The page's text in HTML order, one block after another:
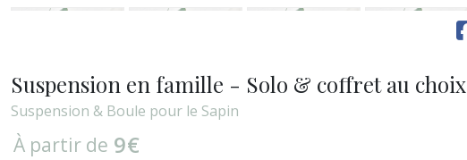
Suspension en famille - Solo & coffret au choix
Suspension & Boule pour le Sapin
À partir de 9€